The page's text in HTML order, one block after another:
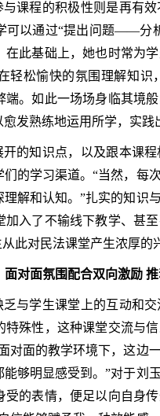
课程的积极性则是再有
可以通过“提出问题——
此基础上，她也时常为
轻松愉快的氛围理解知
。如此一场场身临其境
发熟练地运用所学，实践
的知识点，以及跟本课
的学习渠道。“当然，每
解和认知。”扎实的知识
入了不输线下教学、甚
此对民法课堂产生浓厚的
面对面氛围配合双向激励
与学生课堂上的互动和
特殊性，这种课堂交流与
对面的教学环境下，这边
够明显感受到。”对于刘
的表情，便足以向自身